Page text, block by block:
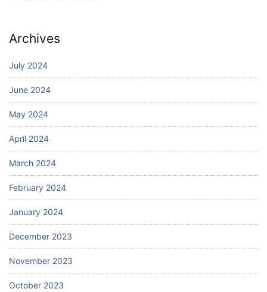
Archives
July 2024
June 2024
May 2024
April 2024
March 2024
February 2024
January 2024
December 2023
November 2023
October 2023